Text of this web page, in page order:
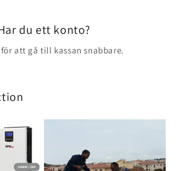
du ett konto?
för att gå till kassan snabbare.